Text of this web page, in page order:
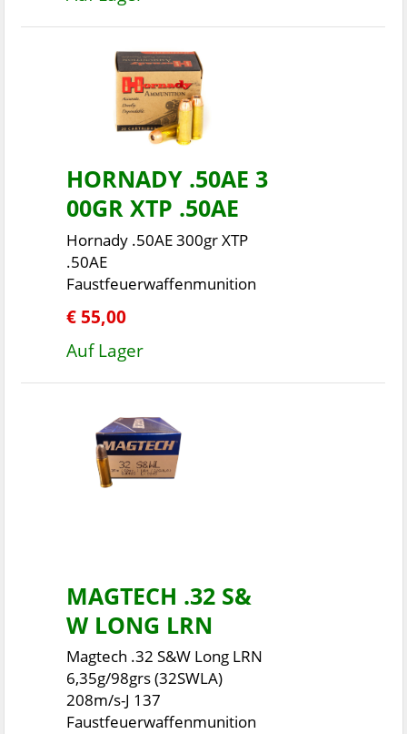
HORNADY .50AE 3
00GR XTP .50AE
Hornady .50AE 300gr XTP
.50AE
Faustfeuerwaffenmunition
€ 55,00
Auf Lager
MAGTECH .32 S&
W LONG LRN
Magtech .32 S&W Long LRN
6,35g/98grs (32SWLA)
208m/s-J 137
Faustfeuerwaffenmunition